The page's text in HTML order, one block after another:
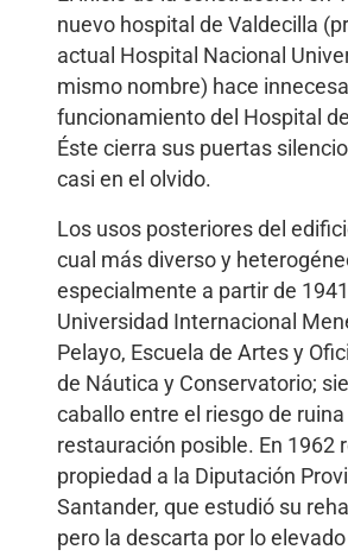
nuevo hospital de Valdecilla
actual Hospital Nacional
mismo nombre) hace
funcionamiento del Hospital
Éste cierra sus puertas
casi en el olvido.
Los usos posteriores del
cual más diverso y
especialmente a partir de
Universidad Internacional
Pelayo, Escuela de Artes y
de Náutica y Conservatorio;
caballo entre el riesgo de
restauración posible. En 1962
propiedad a la Diputación
Santander, que estudió su
pero la descarta por lo